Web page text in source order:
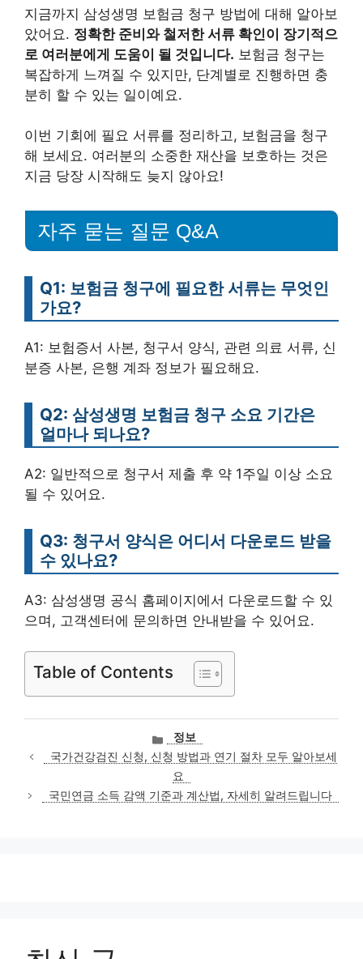
지금까지 삼성생명 보험금 청구 방법에 대해 알아보
았어요. 정확한 준비와 철저한 서류 확인이 장기적으
로 여러분에게 도움이 될 것입니다. 보험금 청구는
복잡하게 느껴질 수 있지만, 단계별로 진행하면 충
분히 할 수 있는 일이예요.
이번 기회에 필요 서류를 정리하고, 보험금을 청구
해 보세요. 여러분의 소중한 재산을 보호하는 것은
지금 당장 시작해도 늦지 않아요!
자주 묻는 질문 Q&A
Q1: 보험금 청구에 필요한 서류는 무엇인
가요?
A1: 보험증서 사본, 청구서 양식, 관련 의료 서류, 신
분증 사본, 은행 계좌 정보가 필요해요.
Q2: 삼성생명 보험금 청구 소요 기간은
얼마나 되나요?
A2: 일반적으로 청구서 제출 후 약 1주일 이상 소요
될 수 있어요.
Q3: 청구서 양식은 어디서 다운로드 받을
수 있나요?
A3: 삼성생명 공식 홈페이지에서 다운로드할 수 있
으며, 고객센터에 문의하면 안내받을 수 있어요.
Table of Contents
카
테
고
리
정보
국가건강검진 신청, 신청 방법과 연기 절차 모두 알아보세
요
국민연금 소득 감액 기준과 계산법, 자세히 알려드립니다